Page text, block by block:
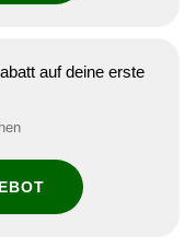
auf deine erste